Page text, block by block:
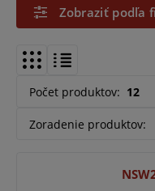
Zobraziť podľa
Počet produktov: 12
Zoradenie produktov: